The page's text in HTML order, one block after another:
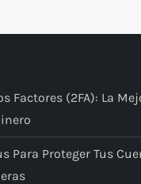
Factores (2FA): La
Para Proteger Tus